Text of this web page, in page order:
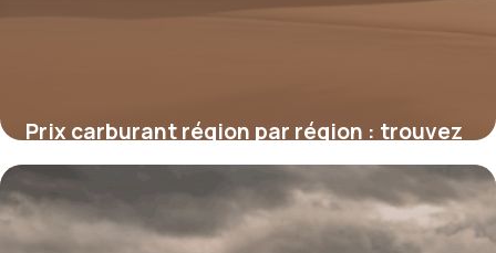
Prix carburant région par région : trouvez
la meilleure station
16 juin 2026